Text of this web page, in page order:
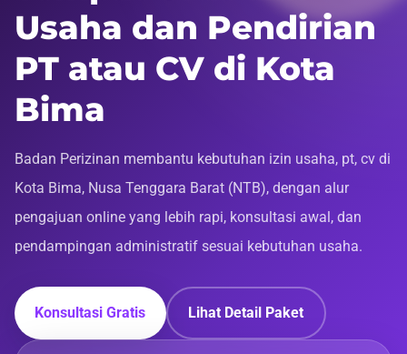
Usaha dan Pendirian
PT atau CV di Kota
Bima
Badan Perizinan membantu kebutuhan izin usaha, pt, cv di
Kota Bima, Nusa Tenggara Barat (NTB), dengan alur
pengajuan online yang lebih rapi, konsultasi awal, dan
pendampingan administratif sesuai kebutuhan usaha.
Konsultasi Gratis Lihat Detail Paket